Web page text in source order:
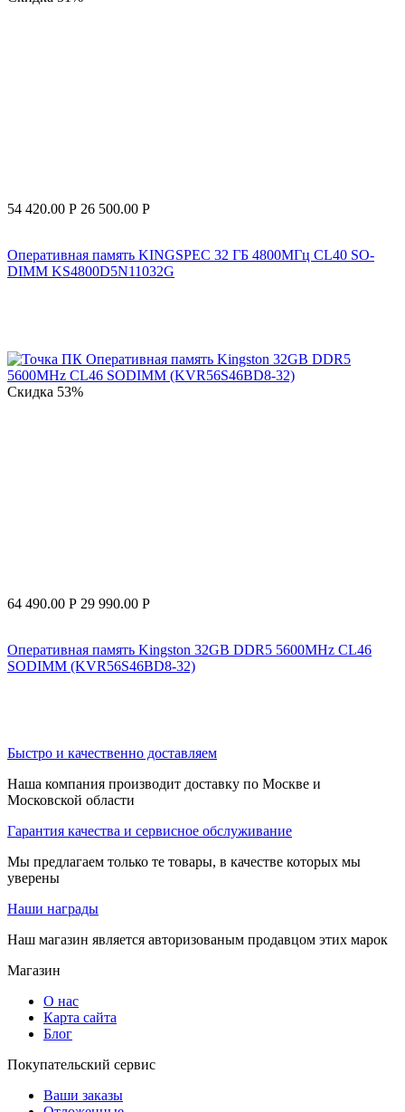
54 420.00 Р 26 500.00 Р
Оперативная память KINGSPEC 32 ГБ 4800МГц CL40 SO-
DIMM KS4800D5N11032G
Скидка 53%
64 490.00 Р 29 990.00 Р
Оперативная память Kingston 32GB DDR5 5600MHz CL46
SODIMM (KVR56S46BD8-32)
Быстро и качественно доставляем
Наша компания производит доставку по Москве и
Московской области
Гарантия качества и сервисное обслуживание
Мы предлагаем только те товары, в качестве которых мы
уверены
Наши награды
Наш магазин является авторизованым продавцом этих марок
Магазин
О нас
Карта сайта
Блог
Покупательский сервис
Ваши заказы